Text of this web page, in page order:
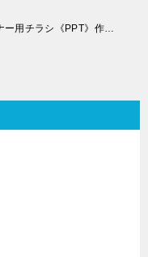
セミナー用チラシ《PPT》作成代行